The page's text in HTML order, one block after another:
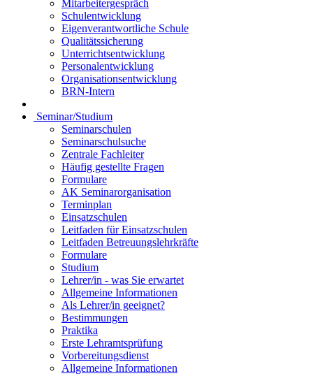
Mitarbeitergespräch
Schulentwicklung
Eigenverantwortliche Schule
Qualitätssicherung
Unterrichtsentwicklung
Personalentwicklung
Organisationsentwicklung
BRN-Intern
Seminar/Studium
Seminarschulen
Seminarschulsuche
Zentrale Fachleiter
Häufig gestellte Fragen
Formulare
AK Seminarorganisation
Terminplan
Einsatzschulen
Leitfaden für Einsatzschulen
Leitfaden Betreuungslehrkräfte
Formulare
Studium
Lehrer/in - was Sie erwartet
Allgemeine Informationen
Als Lehrer/in geeignet?
Bestimmungen
Praktika
Erste Lehramtsprüfung
Vorbereitungsdienst
Allgemeine Informationen